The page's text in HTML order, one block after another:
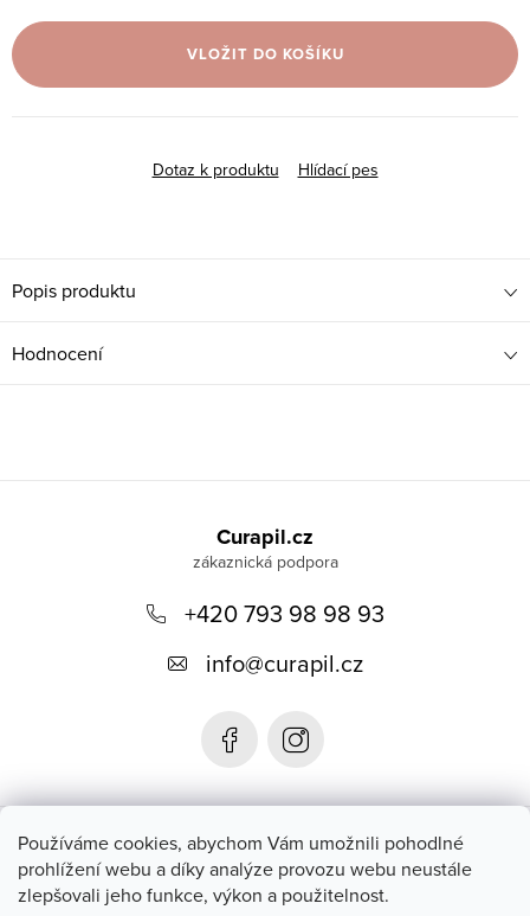
Používáme cookies, abychom Vám umožnili pohodlné
prohlížení webu a díky analýze provozu webu neustále
zlepšovali jeho funkce, výkon a použitelnost.
cena:
VLOŽIT DO KOŠÍKU
Dotaz k produktu Hlídací pes
Popis produktu
Hodnocení
Instagram
Curapil.cz
+420 793 98 98 93
info@curapil.cz
Blog